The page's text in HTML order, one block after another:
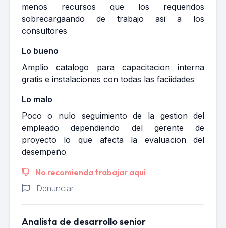
menos recursos que los requeridos
sobrecargaando de trabajo asi a los
consultores
Lo bueno
Amplio catalogo para capacitacion interna
gratis e instalaciones con todas las faciidades
Lo malo
Poco o nulo seguimiento de la gestion del
empleado dependiendo del gerente de
proyecto lo que afecta la evaluacion del
desempeño
No recomienda trabajar aquí
Denunciar
Analista de desarrollo senior